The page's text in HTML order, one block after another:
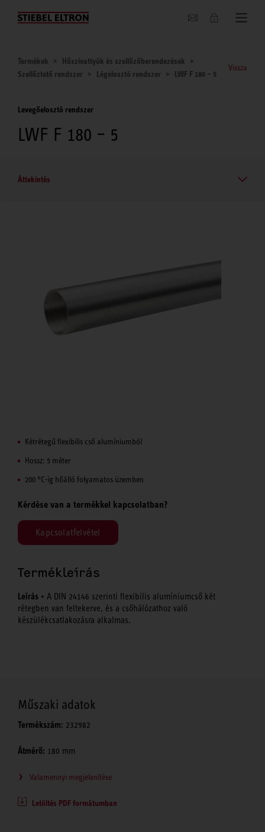
Hírek
Termékek
Hőszivattyúk és szellőzőberendezések
Szellőztető rendszer
Légelosztó rendszer LWF F 180 – 5
Vissza
Levegőelosztó rendszer
LWF F 180 – 5
Áttekintés
Kétrétegű flexibilis cső alumíniumból
Hossz: 5 méter
200 °C-ig hőálló folyamatos üzemben
Kérdése van a termékkel kapcsolatban?
Kapcsolatfelvétel
Termékleírás
Leírás • A DIN 24146 szerinti flexibilis alumíniumcső két
rétegben van feltekerve, és a csőhálózathoz való
készülékcsatlakozásra alkalmas.
Műszaki adatok
Termékszám: 232982
Átmérő: 180 mm
Valamennyi megjelenítése
Letöltés PDF formátumban